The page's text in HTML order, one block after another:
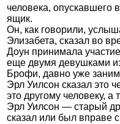
человека, опускавшего
ящик.
Он, как говорили,
Элизабета, сказал во
Доун принимала
еще двумя девушками
Брофи, давно уже
Эрл Уилсон сказал это
это другому человеку,
Эрл Уилсон — старый
сказал или был вправе